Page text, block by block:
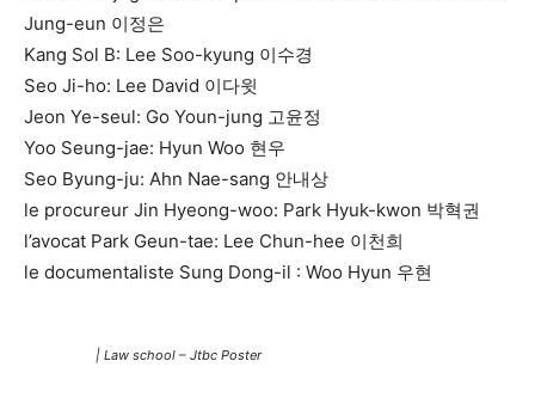
Jung-eun 이정은
Kang Sol B: Lee Soo-kyung 이수경
Seo Ji-ho: Lee David 이다윗
Jeon Ye-seul: Go Youn-jung 고윤정
Yoo Seung-jae: Hyun Woo 현우
Seo Byung-ju: Ahn Nae-sang 안내상
le procureur Jin Hyeong-woo: Park Hyuk-kwon 박혁권
l’avocat Park Geun-tae: Lee Chun-hee 이천희
le documentaliste Sung Dong-il : Woo Hyun 우현
| Law school – Jtbc Poster